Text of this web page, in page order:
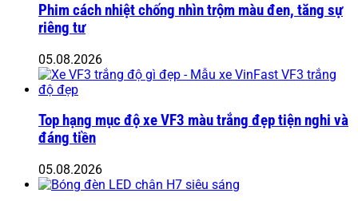
Phim cách nhiệt chống nhìn trộm màu đen, tăng sự
riêng tư
05.08.2026
Top hạng mục độ xe VF3 màu trắng đẹp tiện nghi và
đáng tiền
05.08.2026